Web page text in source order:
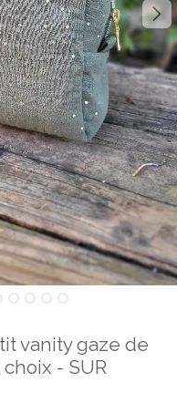
vanity gaze de
- SUR